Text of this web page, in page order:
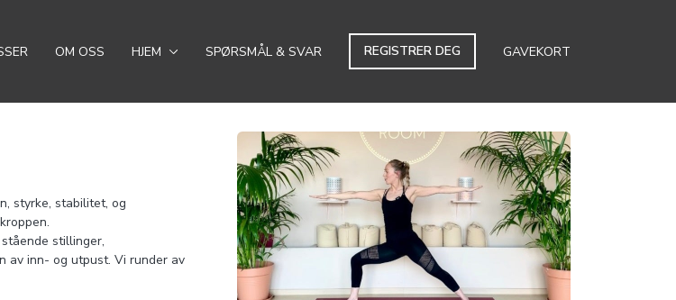
OM OSS HJEM SPØRSMÅL & SVAR REGISTRER DEG GAVEKORT
styrke, stabilitet, og
stillinger,
av inn- og utpust. Vi runder av